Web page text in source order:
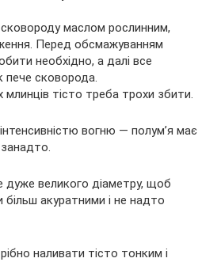
маслом рослинним,
Перед обсмажуванням
необхідно, а далі все
пече сковорода.
тісто треба трохи збити.
вогню — полум’я має
великого діаметру, щоб
більш акуратними і не надто
наливати тісто тонким і